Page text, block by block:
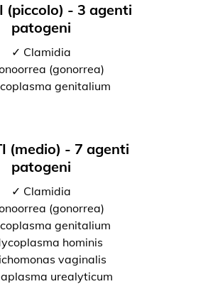
(piccolo) - 3 agenti
patogeni
✓ Clamidia
(gonorrea)
genitalium
(medio) - 7 agenti
patogeni
✓ Clamidia
(gonorrea)
genitalium
hominis
vaginalis
urealyticum